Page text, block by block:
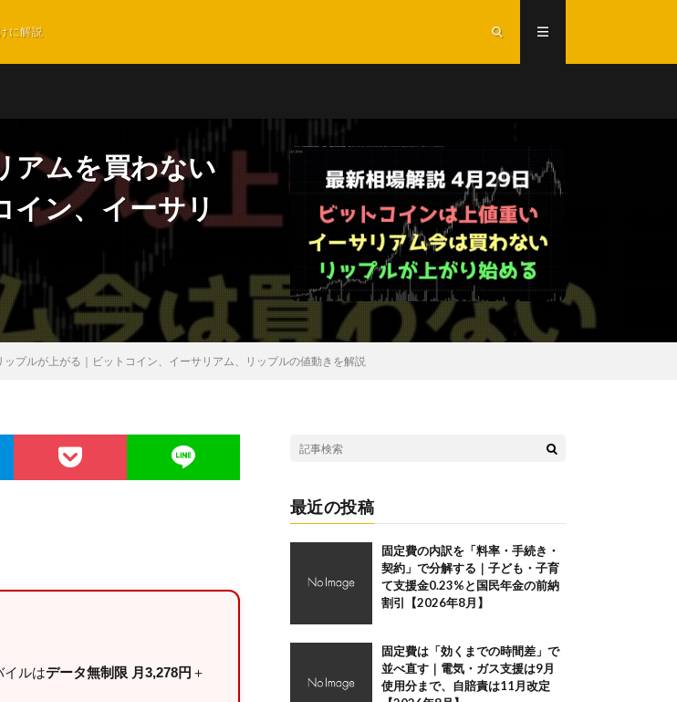
に解説
アムを買わない
イン、イーサリ
プルが上がる｜ビットコイン、イーサリアム、リップルの値動きを解説
イルはデータ無制限 月3,278円 ＋
最近の投稿
固定費の内訳を「料率・手続き・
契約」で分解する｜子ども・子育
て支援金0.23%と国民年金の前納
割引【2026年8月】
固定費は「効くまでの時間差」で
並べ直す｜電気・ガス支援は9月
使用分まで、自賠責は11月改定